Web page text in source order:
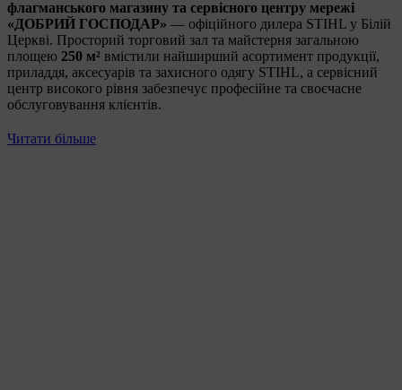
флагманського магазину та сервісного центру мережі
«ДОБРИЙ ГОСПОДАР» — офіційного дилера STIHL у Білій
Церкві. Просторий торговий зал та майстерня загальною
площею 250 м² вмістили найширший асортимент продукції,
приладдя, аксесуарів та захисного одягу STIHL, а сервісний
центр високого рівня забезпечує професійне та своєчасне
обслуговування клієнтів.
Читати більше